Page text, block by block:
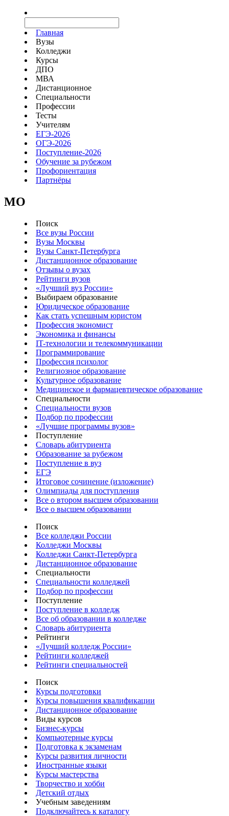
Главная
Вузы
Колледжи
Курсы
ДПО
МВА
Дистанционное
Специальности
Профессии
Тесты
Учителям
ЕГЭ-2026
ОГЭ-2026
Поступление-2026
Обучение за рубежом
Профориентация
Партнёры
MO
Поиск
Все вузы России
Вузы Москвы
Вузы Санкт-Петербурга
Дистанционное образование
Отзывы о вузах
Рейтинги вузов
«Лучший вуз России»
Выбираем образование
Юридическое образование
Как стать успешным юристом
Профессия экономист
Экономика и финансы
IT-технологии и телекоммуникации
Программирование
Профессия психолог
Религиозное образование
Культурное образование
Медицинское и фармацевтическое образование
Специальности
Специальности вузов
Подбор по профессии
«Лучшие программы вузов»
Поступление
Словарь абитуриента
Образование за рубежом
Поступление в вуз
ЕГЭ
Итоговое сочинение (изложение)
Олимпиады для поступления
Все о втором высшем образовании
Все о высшем образовании
Поиск
Все колледжи России
Колледжи Москвы
Колледжи Санкт-Петербурга
Дистанционное образование
Специальности
Специальности колледжей
Подбор по профессии
Поступление
Поступление в колледж
Все об образовании в колледже
Словарь абитуриента
Рейтинги
«Лучший колледж России»
Рейтинги колледжей
Рейтинги специальностей
Поиск
Курсы подготовки
Курсы повышения квалификации
Дистанционное образование
Виды курсов
Бизнес-курсы
Компьютерные курсы
Подготовка к экзаменам
Курсы развития личности
Иностранные языки
Курсы мастерства
Творчество и хобби
Детский отдых
Учебным заведениям
Подключайтесь к каталогу